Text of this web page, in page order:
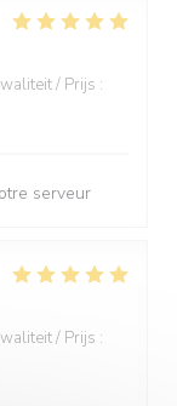
/ Prijs :
serveur
/ Prijs :